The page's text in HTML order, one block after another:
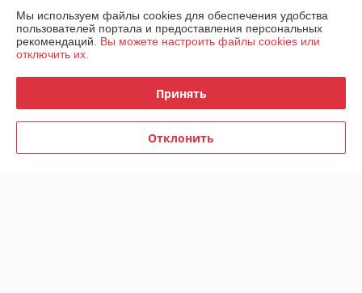
Рекомендую
Нейтрально
А доставка в Россию есть?
Сделка подтверждена через корзину
Мы используем файлы cookies для обеспечения удобства
пользователей портала и предоставления персональных
рекомендаций. Вы можете настроить файлы cookies или
отключить их.
Принять
Отклонить